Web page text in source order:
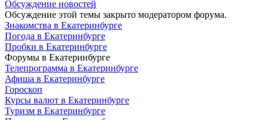
Обсуждение новостей
Обсуждение этой темы закрыто модератором форума.
Знакомства в Екатеринбурге
Погода в Екатеринбурге
Пробки в Екатеринбурге
Форумы в Екатеринбурге
Телепрограмма в Екатеринбурге
Афиша в Екатеринбурге
Гороскоп
Курсы валют в Екатеринбурге
Туризм в Екатеринбурге